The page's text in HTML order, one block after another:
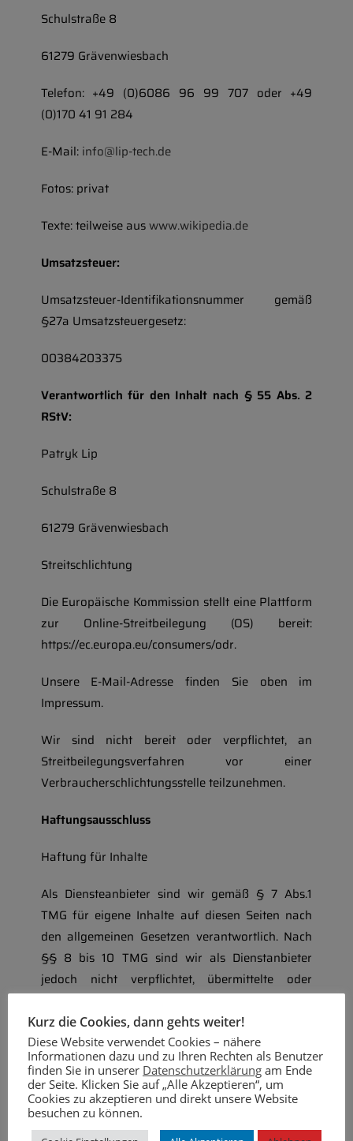
Schulstraße 8
61279 Grävenwiesbach
Telefon: +49 (0)6086 96 99 707 oder +49
(0)170 41 91 284
E-Mail: info@lip-tech.de
Fotos: privat
Texte: teilweise auswww.wikipedia.de
Umsatzsteuer:
Umsatzsteuer-Identifikationsnummer gemäß
§27a Umsatzsteuergesetz:
00384203375
Verantwortlich für den Inhalt nach § 55 Abs. 2
RStV:
Patryk Lip
Schulstraße 8
61279 Grävenwiesbach
Streitschlichtung
Die Europäische Kommission stellt eine Plattform
zur Online-Streitbeilegung (OS) bereit:
https://ec.europa.eu/consumers/odr.
Unsere E-Mail-Adresse finden Sie oben im
Impressum.
Wir sind nicht bereit oder verpflichtet, an
Streitbeilegungsverfahren vor einer
Verbraucherschlichtungsstelle teilzunehmen.
Haftungsausschluss
Haftung für Inhalte
Als Diensteanbieter sind wir gemäß § 7 Abs.1
TMG für eigene Inhalte auf diesen Seiten nach
den allgemeinen Gesetzen verantwortlich. Nach
§§ 8 bis 10 TMG sind wir als Dienstanbieter
jedoch nicht verpflichtet, übermittelte oder
überwachen oder nach Umständen zu forschen,
die auf eine rechtswidrige Tätigkeit hinweisen.
Verpflichtungen zur Entfernung oder Sperrung
der Nutzung von Informationen nach den
allgemeinen Gesetzen bleiben hiervon unberührt.
Eine diesbezügliche Haftung ist jedoch erst ab
Kurz die Cookies, dann gehts weiter!
Diese Website verwendet Cookies – nähere
Informationen dazu und zu Ihren Rechten als Benutzer
finden Sie in unserer Datenschutzerklärung am Ende
der Seite. Klicken Sie auf „Alle Akzeptieren“, um
Cookies zu akzeptieren und direkt unsere Website
besuchen zu können.